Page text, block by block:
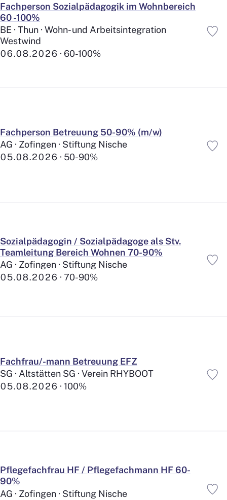
Vergünstigungen 511
Fachperson Sozialpädagogik im Wohnbereich
60 -100%
BE · Thun · Wohn- und Arbeitsintegration
Westwind
06.08.2026
60-100%
Fachperson Betreuung 50-90% (m/w)
AG · Zofingen · Stiftung Nische
05.08.2026
50-90%
Sozialpädagogin / Sozialpädagoge als Stv.
Teamleitung Bereich Wohnen 70-90%
AG · Zofingen · Stiftung Nische
05.08.2026
70-90%
Fachfrau/-mann Betreuung EFZ
SG · Altstätten SG · Verein RHYBOOT
05.08.2026
100%
Pflegefachfrau HF / Pflegefachmann HF 60-
90%
AG · Zofingen · Stiftung Nische